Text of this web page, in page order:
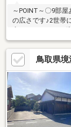
～POINT～〇9部
の広さです♪2世帯
から入ってすぐそ
ります。普通車可
の物件となります
学校徒歩約18分〇
している為、中
や周辺環境 ■住
気軽にご相談くだ
鳥取県境